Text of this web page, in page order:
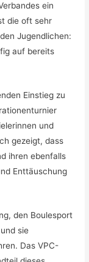
ein
die oft sehr
Jugendlichen:
auf bereits
Einstieg zu
und
gezeigt, dass
ihren ebenfalls
Enttäuschung
den Boulesport
sie
Das VPC-